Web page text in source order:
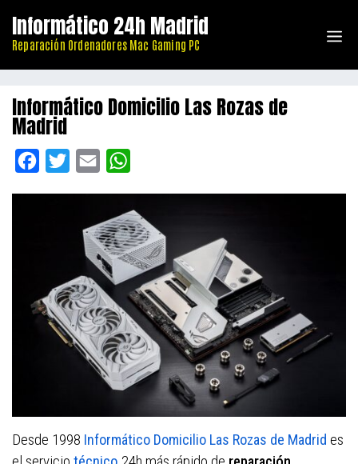
contenido
Informático 24h Madrid
Reparación Ordenadores Mac Gaming PC
Informático Domicilio Las Rozas de
Madrid
o
e
r
i
l
a
t
s
A
p
p
Desde 1998 Informático Domicilio Las Rozas de Madrid es